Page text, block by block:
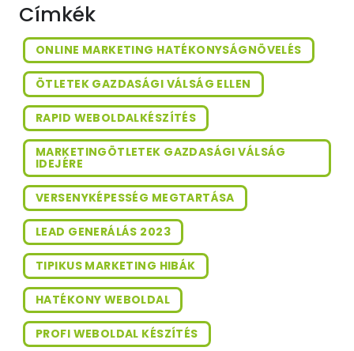
Címkék
ONLINE MARKETING HATÉKONYSÁGNÖVELÉS
ÖTLETEK GAZDASÁGI VÁLSÁG ELLEN
RAPID WEBOLDALKÉSZÍTÉS
MARKETINGÖTLETEK GAZDASÁGI VÁLSÁG
IDEJÉRE
VERSENYKÉPESSÉG MEGTARTÁSA
LEAD GENERÁLÁS 2023
TIPIKUS MARKETING HIBÁK
HATÉKONY WEBOLDAL
PROFI WEBOLDAL KÉSZÍTÉS